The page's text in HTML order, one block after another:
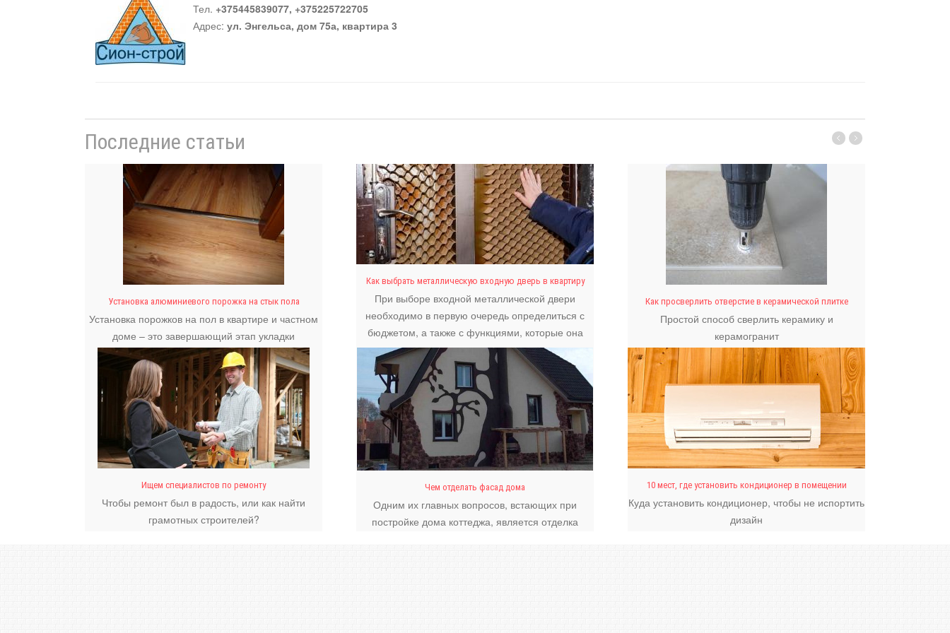
Тел. +375445839077, +375225722705
Адрес: ул. Энгельса, дом 75а, квартира 3
Последние статьи
Установка алюминиевого порожка на стык пола
Установка порожков на пол в квартире и частном
доме – это завершающий этап укладки
напольного покрытия.
Как выбрать металлическую входную дверь в квартиру
При выборе входной металлической двери
необходимо в первую очередь определиться с
бюджетом, а также с функциями, которые она
должна выполнять.
Как просверлить отверстие в керамической плитке
Простой способ сверлить керамику и
керамогранит
Ищем специалистов по ремонту
Чтобы ремонт был в радость, или как найти
грамотных строителей?
Чем отделать фасад дома
Одним их главных вопросов, встающих при
постройке дома коттеджа, является отделка
10 мест, где установить кондиционер в помещении
Куда установить кондиционер, чтобы не испортить
дизайн